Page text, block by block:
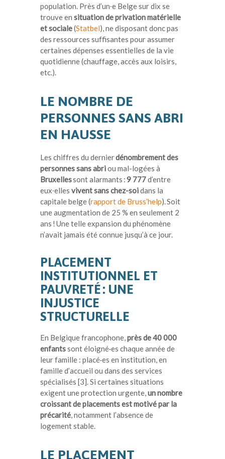
population. Près d’un∙e Belge sur dix se
trouve en situation de privation matérielle
et sociale(Statbel), ne disposant donc pas
des ressources suffisantes pour assumer
certaines dépenses essentielles de la vie
quotidienne (chauffage, accès aux loisirs,
etc.).
LE NOMBRE DE
PERSONNES SANS ABRI
EN HAUSSE
Les chiffres du dernierdénombrement des
personnes sans abriou mal-logées à
Bruxellessont alarmants :9 777d’entre
eux∙elles vivent sans chez-soidans la
capitale belge(rapport de Bruss’help).Soit
une augmentation de 25 % en seulement 2
ans ! Une telle expansion du phénomène
n’avait jamais été connue jusqu’à ce jour.
PLACEMENT
INSTITUTIONNEL ET
PAUVRETÉ : UNE
INJUSTICE
STRUCTURELLE
En Belgique francophone,près de 40 000
enfantssont éloigné·es chaque année de
leur famille : placé·es en institution, en
famille d’accueil ou dans des services
spécialisés [3]. Si certaines situations
exigent une protection urgente,un nombre
croissant de placements est motivé par la
précarité, notamment l’absence de
logement stable.
LE PLACEMENT